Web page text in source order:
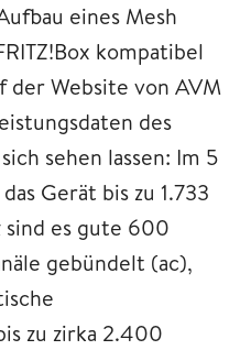
eines Mesh
kompatibel
der Website von AVM
des
sehen lassen: Im 5
Gerät bis zu 1.733
es gute 600
gebündelt (ac),
zu zirka 2.400